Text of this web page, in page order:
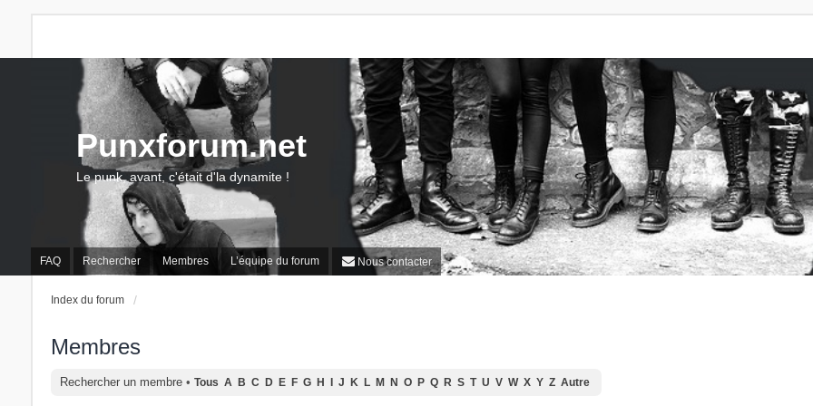
FAQ Rechercher Membres L’équipe du forum Nous contacter
Punxforum.net
Le punk, avant, c'était d'la dynamite !
Index du forum
Membres
Rechercher un membre• Tous A B C D E F G H J K L M N O P Q R S T U V W X Y Z Autre